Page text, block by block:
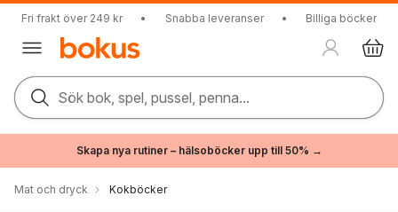
Fri frakt över 249 kr • Snabba leveranser • Billiga böcker
Sök bok, spel, pussel, penna...
Skapa nya rutiner – hälsoböcker upp till 50% →
Mat och dryck Kokböcker